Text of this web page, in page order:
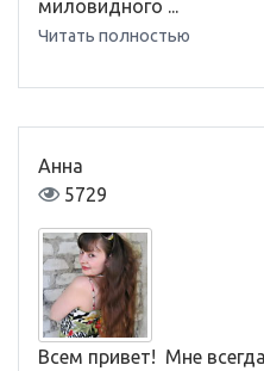
миловидного ...
Читать полностью
Анна
5729
Всем привет! Мне